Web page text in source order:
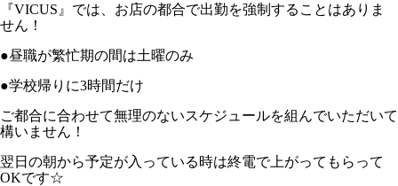
『VICUS』では、お店の都合で出勤を強制することはありま
せん！
●昼職が繁忙期の間は土曜のみ
●学校帰りに3時間だけ
ご都合に合わせて無理のないスケジュールを組んでいただいて
構いません！
翌日の朝から予定が入っている時は終電で上がってもらって
OKです☆